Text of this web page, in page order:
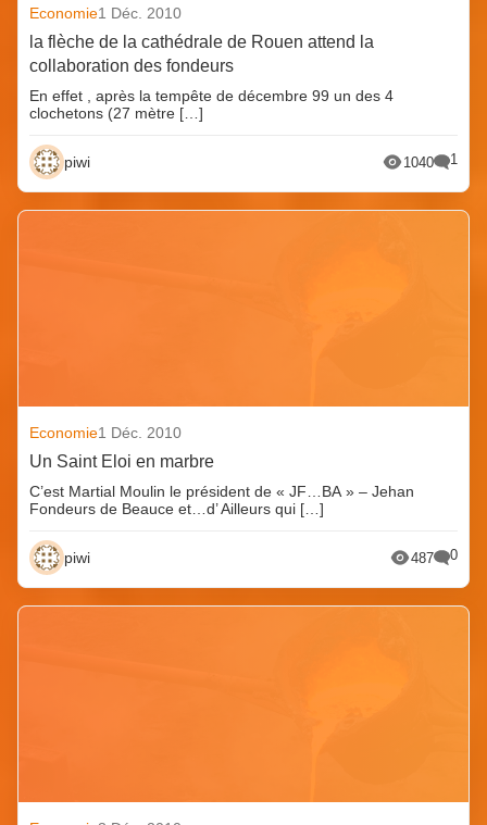
Economie1 Déc. 2010
la flèche de la cathédrale de Rouen attend la
collaboration des fondeurs
En effet , après la tempête de décembre 99 un des 4
clochetons (27 mètre […]
piwi 1040 1
Economie1 Déc. 2010
Un Saint Eloi en marbre
C’est Martial Moulin le président de « JF…BA » – Jehan
Fondeurs de Beauce et…d’ Ailleurs qui […]
piwi 487 0